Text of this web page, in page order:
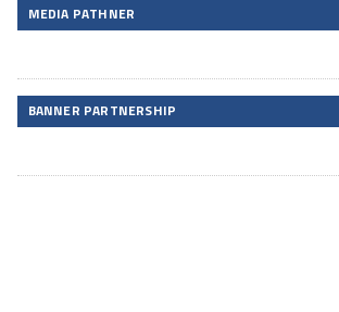
MEDIA PATHNER
BANNER PARTNERSHIP